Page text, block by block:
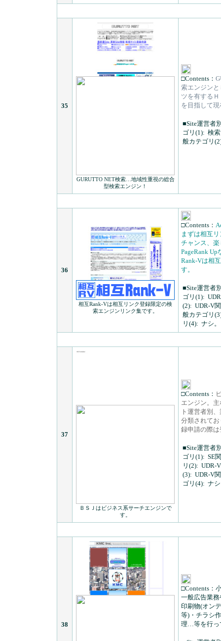
35
GURUTTO NET検索…地域性重視の総合
型検索エンジン！
□Contents：
索エンジン
ツを有する
を目指して
■Site運営者
ゴリ(1): 検
般カテゴリ
36
相互Rank-Vは相互リンク登録限定の検
索エンジンリンク集です。
□Contents：
まずは相互
チャンス、
PageRank
Rank-Vは相
す。
■Site運営者
ゴリ(1):
(2): UDR-V
般カテゴリ
リ(4): ナシ。
37
ＢＳＪはビジネス系サーチエンジンで
す。
□Contents：
エンジン。
ト運営者別
分類されて
録申請の際
■Site運営者
ゴリ(1): SE
リ(2): UDR-
(3): UDR-V
ゴリ(4): ナ
38
□Contents：
一般広告業
印刷物(オン
等)・チラシ
理…等を行っ